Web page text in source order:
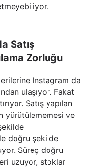
Satış
Zorluğu
Instagram da
ulaşıyor. Fakat
Satış yapılan
yürütülememesi ve
doğru şekilde
Süreç doğru
uzuyor, stoklar